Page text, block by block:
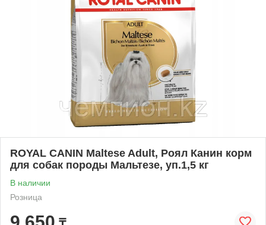
ROYAL CANIN Maltese Adult, Роял Канин корм
для собак породы Мальтезе, уп.1,5 кг
В наличии
Розница